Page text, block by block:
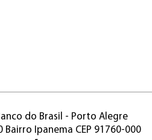
do Brasil - Porto Alegre
Bairro Ipanema CEP 91760-000